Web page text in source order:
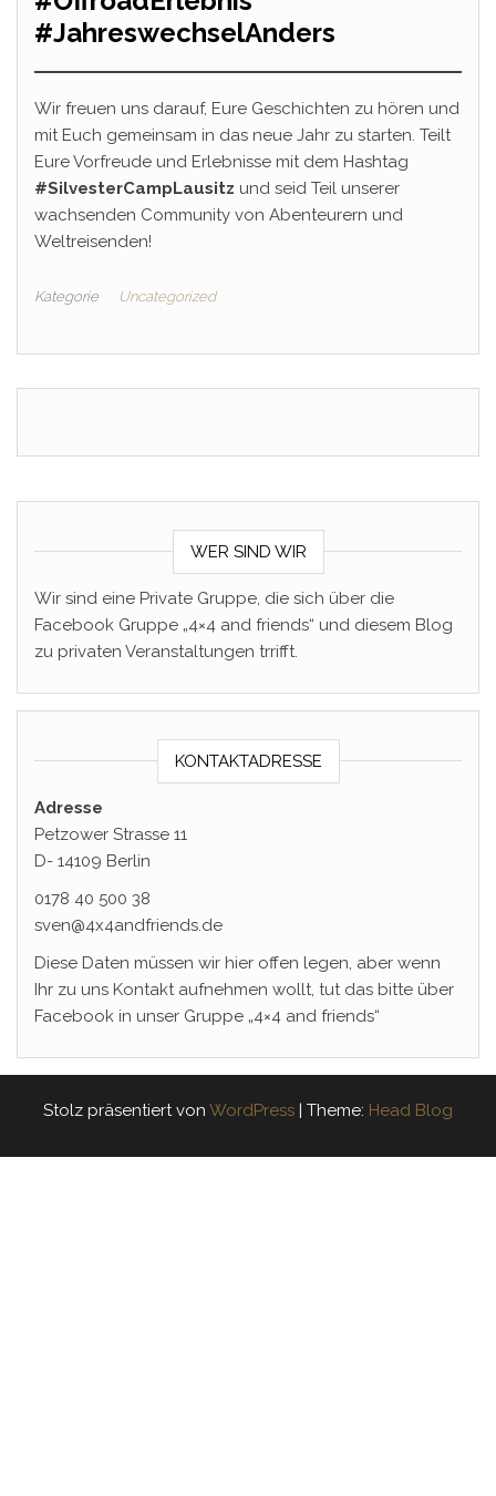
#JahreswechselAnders
Wir freuen uns darauf, Eure Geschichten zu hören und
mit Euch gemeinsam in das neue Jahr zu starten. Teilt
Eure Vorfreude und Erlebnisse mit dem Hashtag
#SilvesterCampLausitz und seid Teil unserer
wachsenden Community von Abenteurern und
Weltreisenden!
Kategorie Uncategorized
WER SIND WIR
Wir sind eine Private Gruppe, die sich über die
Facebook Gruppe „4×4 and friends“ und diesem Blog
zu privaten Veranstaltungen trrifft.
KONTAKTADRESSE
Adresse
Petzower Strasse 11
D- 14109 Berlin
0178 40 500 38
sven@4x4andfriends.de
Diese Daten müssen wir hier offen legen, aber wenn
Ihr zu uns Kontakt aufnehmen wollt, tut das bitte über
Facebook in unser Gruppe „4×4 and friends“
Stolz präsentiert von WordPress | Theme: Head Blog